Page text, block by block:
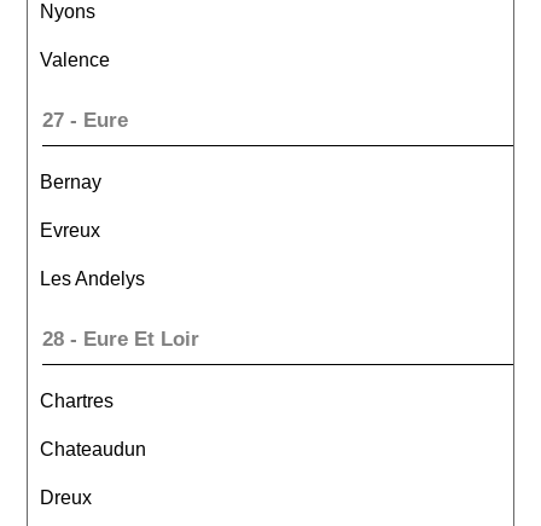
Nyons
Valence
27 - Eure
Bernay
Evreux
Les Andelys
28 - Eure Et Loir
Chartres
Chateaudun
Dreux